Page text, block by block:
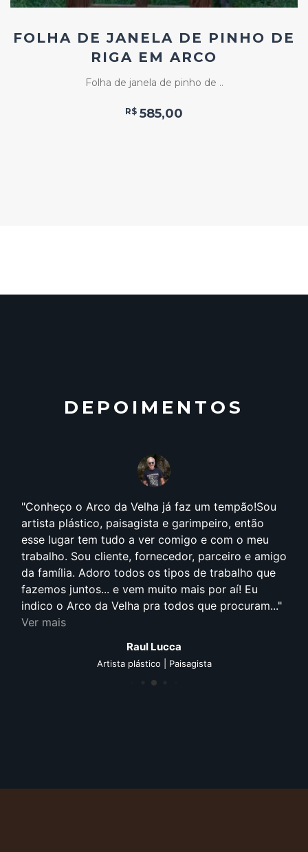
FOLHA DE JANELA DE PINHO DE
RIGA EM ARCO
Folha de janela de pinho de ..
R$ 585,00
DEPOIMENTOS
Conheço o Arco da Velha já faz um tempão!Sou
artista plástico, paisagista e garimpeiro, então
esse lugar tem tudo a ver comigo e com o meu
trabalho. Sou cliente, fornecedor, parceiro e amigo
da família. Adoro todos os tipos de trabalho que
fazemos juntos... e vem muito mais por aí! Eu
indico o Arco da Velha pra todos que procuram...
Ver mais
Raul Lucca
Artista plástico | Paisagista